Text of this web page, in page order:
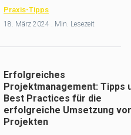
Praxis-Tipps
18. März 2024 . Min. Lesezeit
Erfolgreiches
Projektmanagement: Tipps
Best Practices für die
erfolgreiche Umsetzung
Projekten